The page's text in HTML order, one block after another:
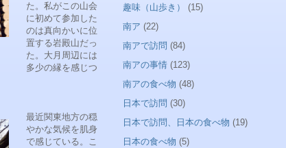
た。私がこの山会
に初めて参加した
のは真向かいに位
置する岩殿山だっ
た。大月周辺には
多少の縁を感じつ
最近関東地方の穏
やかな気候を肌身
で感じている。こ
趣味（山歩き）
(15)
南ア (22)
南アで訪問 (84)
南アの事情 (123)
南アの食べ物 (48)
日本で訪問 (30)
日本で訪問、日本の食べ物 (19)
日本の食べ物 (5)